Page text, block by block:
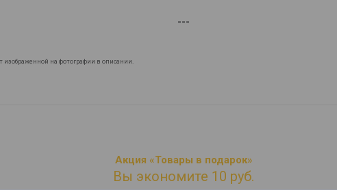
---
изображенной на фотографии в описании.
Акция «Товары в подарок»
Вы экономите 10 руб.